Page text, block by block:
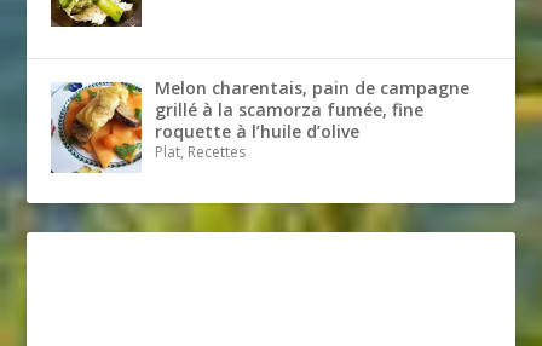
Melon charentais, pain de campagne
grillé à la scamorza fumée, fine
roquette à l’huile d’olive
Plat, Recettes